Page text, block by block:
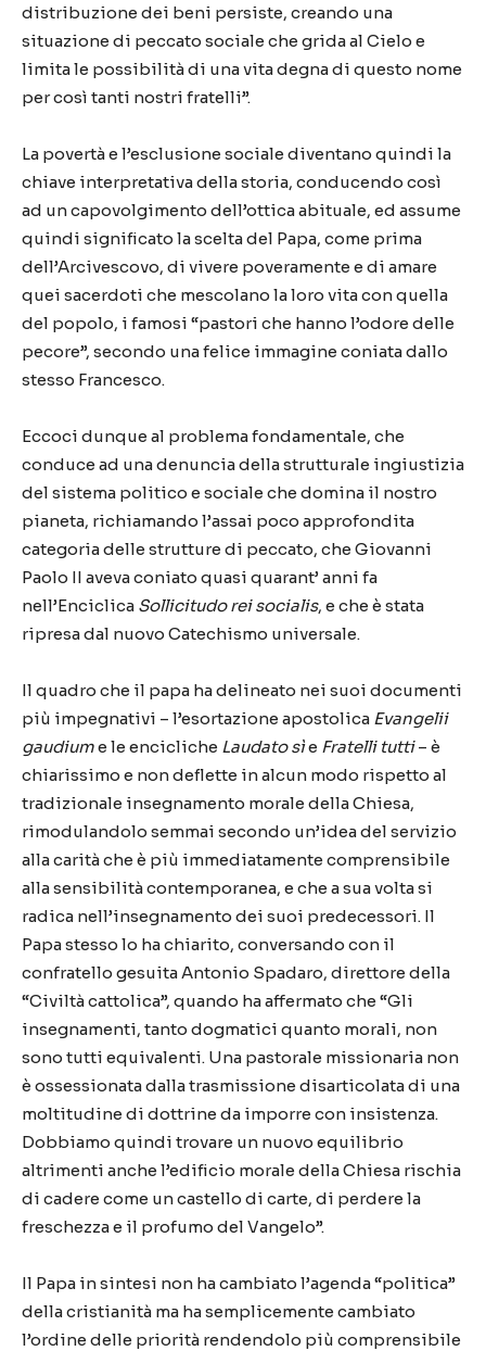
distribuzione dei beni persiste, creando una
situazione di peccato sociale che grida al Cielo e
limita le possibilità di una vita degna di questo nome
per così tanti nostri fratelli”.
La povertà e l’esclusione sociale diventano quindi la
chiave interpretativa della storia, conducendo così
ad un capovolgimento dell’ottica abituale, ed assume
quindi significato la scelta del Papa, come prima
dell’Arcivescovo, di vivere poveramente e di amare
quei sacerdoti che mescolano la loro vita con quella
del popolo, i famosi “pastori che hanno l’odore delle
pecore”, secondo una felice immagine coniata dallo
stesso Francesco.
Eccoci dunque al problema fondamentale, che
conduce ad una denuncia della strutturale ingiustizia
del sistema politico e sociale che domina il nostro
pianeta, richiamando l’assai poco approfondita
categoria delle strutture di peccato, che Giovanni
Paolo II aveva coniato quasi quarant’ anni fa
nell’Enciclica Sollicitudo rei socialis, e che è stata
ripresa dal nuovo Catechismo universale.
Il quadro che il papa ha delineato nei suoi documenti
più impegnativi – l’esortazione apostolica Evangelii
gaudiume le encicliche Laudato sìe Fratelli tutti– è
chiarissimo e non deflette in alcun modo rispetto al
tradizionale insegnamento morale della Chiesa,
rimodulandolo semmai secondo un’idea del servizio
alla carità che è più immediatamente comprensibile
alla sensibilità contemporanea, e che a sua volta si
radica nell’insegnamento dei suoi predecessori. Il
Papa stesso lo ha chiarito, conversando con il
confratello gesuita Antonio Spadaro, direttore della
“Civiltà cattolica”, quando ha affermato che “Gli
insegnamenti, tanto dogmatici quanto morali, non
sono tutti equivalenti. Una pastorale missionaria non
è ossessionata dalla trasmissione disarticolata di una
moltitudine di dottrine da imporre con insistenza.
Dobbiamo quindi trovare un nuovo equilibrio
altrimenti anche l’edificio morale della Chiesa rischia
di cadere come un castello di carte, di perdere la
freschezza e il profumo del Vangelo”.
Il Papa in sintesi non ha cambiato l’agenda “politica”
della cristianità ma ha semplicemente cambiato
l’ordine delle priorità rendendolo più comprensibile